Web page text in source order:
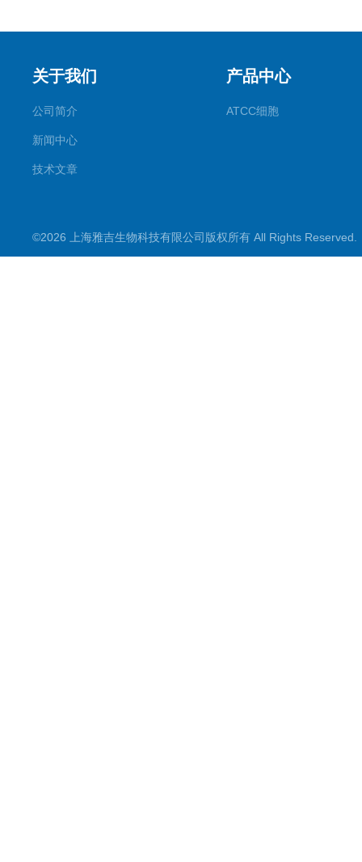
关于我们
公司简介
新闻中心
技术文章
产品中心
ATCC细胞
©2026 上海雅吉生物科技有限公司版权所有 All Rights